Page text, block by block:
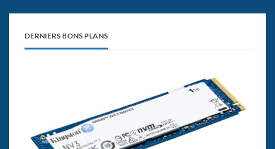
DERNIERS BONS PLANS